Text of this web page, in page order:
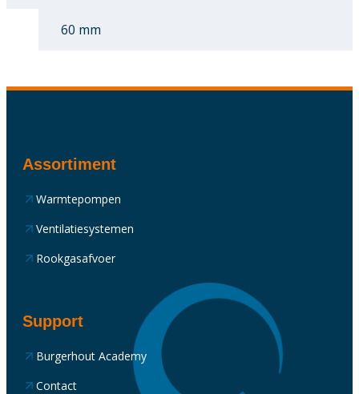
60 mm
Assortiment
Warmtepompen
Ventilatiesystemen
Rookgasafvoer
Support
Burgerhout Academy
Contact